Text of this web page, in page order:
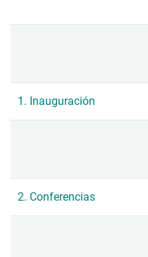
1. Inauguración
2. Conferencias